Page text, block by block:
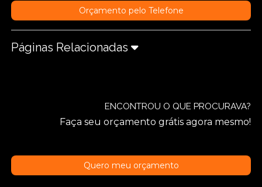
Orçamento pelo Telefone
Páginas Relacionadas
ENCONTROU O QUE PROCURAVA?
Faça seu orçamento grátis agora mesmo!
Quero meu orçamento